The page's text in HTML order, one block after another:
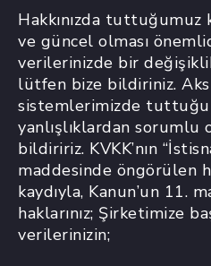
Hakkınızda
ve güncel olması
verilerinizde bir
lütfen bize bildiriniz.
sistemlerimizde
yanlışlıklardan sorumlu
bildiririz. KVKK’nın
maddesinde öngörülen
kaydıyla, Kanun’un 11.
haklarınız; Şirketimize
verilerinizin;